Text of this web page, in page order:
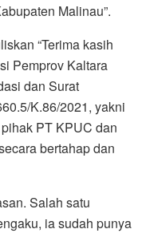
Malinau”.
“Terima kasih
Pemprov Kaltara
dan Surat
K.86/2021, yakni
PT KPUC dan
bertahap dan
Salah satu
ia sudah punya